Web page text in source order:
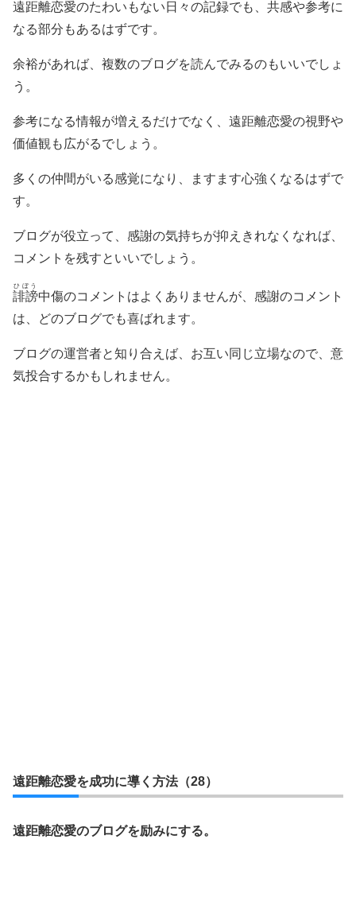
遠距離恋愛のたわいもない日々の記録でも、共感や参考に
なる部分もあるはずです。
余裕があれば、複数のブログを読んでみるのもいいでしょ
う。
参考になる情報が増えるだけでなく、遠距離恋愛の視野や
価値観も広がるでしょう。
多くの仲間がいる感覚になり、ますます心強くなるはずで
す。
ブログが役立って、感謝の気持ちが抑えきれなくなれば、
コメントを残すといいでしょう。
誹謗
ひぼう
中傷のコメントはよくありませんが、感謝のコメント
は、どのブログでも喜ばれます。
ブログの運営者と知り合えば、お互い同じ立場なので、意
気投合するかもしれません。
遠距離恋愛を成功に導く方法（28）
遠距離恋愛のブログを励みにする。